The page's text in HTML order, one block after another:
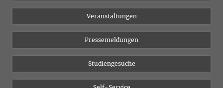
Bluesky
YouTube
Veranstaltungen
Pressemeldungen
Studiengesuche